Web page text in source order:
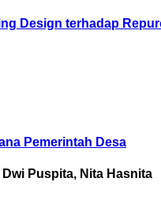
Design terhadap
Pemerintah Desa
Puspita, Nita Hasnita